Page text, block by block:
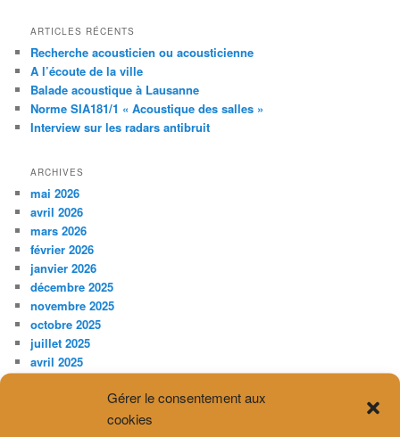
Gérer le consentement aux
cookies
ARTICLES RÉCENTS
Recherche acousticien ou acousticienne
A l’écoute de la ville
Balade acoustique à Lausanne
Norme SIA181/1 « Acoustique des salles »
Interview sur les radars antibruit
ARCHIVES
mai 2026
avril 2026
mars 2026
février 2026
janvier 2026
décembre 2025
novembre 2025
octobre 2025
juillet 2025
avril 2025
décembre 2024
novembre 2024